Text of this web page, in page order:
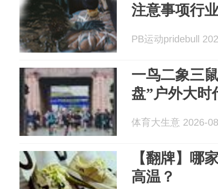
注意事项行
PB运动pridebull
一鸟二象三
盘”户外大时
体育大生意 2026-
【翻牌】哪
高温？